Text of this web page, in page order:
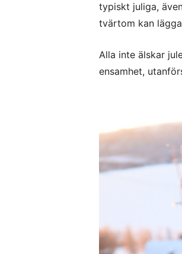
typiskt juliga,
tvärtom kan
Alla inte älskar
ensamhet,